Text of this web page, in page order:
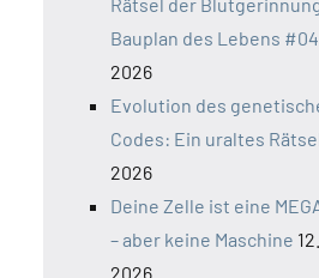
Bauplan des Lebens #04
2026
Evolution des
Codes: Ein uraltes
2026
Deine Zelle ist eine
– aber keine Maschine
2026